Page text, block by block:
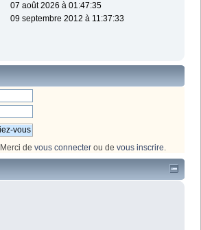
07 août 2026 à 01:47:35
09 septembre 2012 à 11:37:33
. Merci de vous connecter ou de vous inscrire